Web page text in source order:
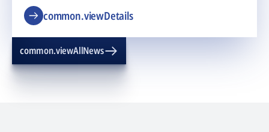
common.viewDetails
common.viewAllNews